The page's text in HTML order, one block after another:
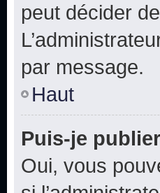
peut décider
par message.
Haut
Puis-je
Oui, vous